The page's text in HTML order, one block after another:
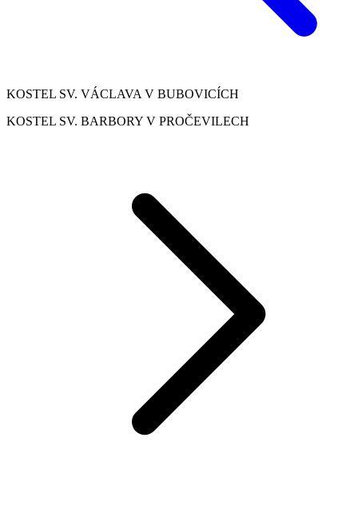
KOSTEL SV. VÁCLAVA V BUBOVICÍCH
KOSTEL SV. BARBORY V PROČEVILECH